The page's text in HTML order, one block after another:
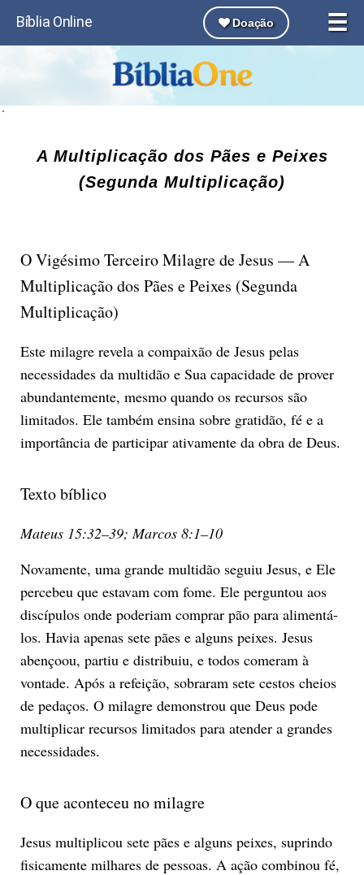
☰
Bíblia Online Doação
´
A Multiplicação dos Pães e Peixes
(Segunda Multiplicação)
O Vigésimo Terceiro Milagre de Jesus — A
Multiplicação dos Pães e Peixes (Segunda
Multiplicação)
Este milagre revela a compaixão de Jesus pelas
necessidades da multidão e Sua capacidade de prover
abundantemente, mesmo quando os recursos são
limitados. Ele também ensina sobre gratidão, fé e a
importância de participar ativamente da obra de Deus.
Texto bíblico
Mateus 15:32–39; Marcos 8:1–10
Novamente, uma grande multidão seguiu Jesus, e Ele
percebeu que estavam com fome. Ele perguntou aos
discípulos onde poderiam comprar pão para alimentá-
los. Havia apenas sete pães e alguns peixes. Jesus
abençoou, partiu e distribuiu, e todos comeram à
vontade. Após a refeição, sobraram sete cestos cheios
de pedaços. O milagre demonstrou que Deus pode
multiplicar recursos limitados para atender a grandes
necessidades.
O que aconteceu no milagre
Jesus multiplicou sete pães e alguns peixes, suprindo
fisicamente milhares de pessoas. A ação combinou fé,